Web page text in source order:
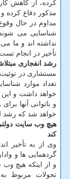
كرده، از كاهش
مذكور دفاع كرده
مداوم در حال
شناسایی می شوند
نداشته اند و ما
تأخیر در انجام
رشد انفجاری مبتلاشدن
مستشاری در
تعداد موارد
خواهد داشت و
و ناتوانی آنها
خواهد شد كه رشد
هیچ وب سایت
كند
وی از به تأخیر
گردهمایی ها و
و از اینكه هیچ
تحولات مربوط